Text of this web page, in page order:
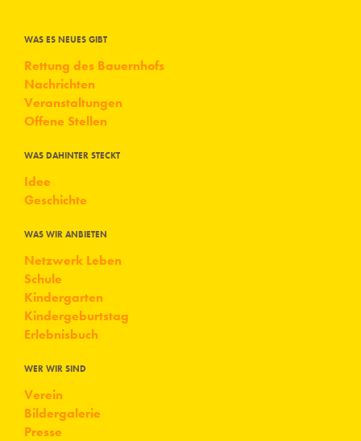
WAS ES NEUES GIBT
Rettung des Bauernhofs
Nachrichten
Veranstaltungen
Offene Stellen
WAS DAHINTER STECKT
Idee
Geschichte
WAS WIR ANBIETEN
Netzwerk Leben
Schule
Kindergarten
Kindergeburtstag
Erlebnisbuch
WER WIR SIND
Verein
Bildergalerie
Presse